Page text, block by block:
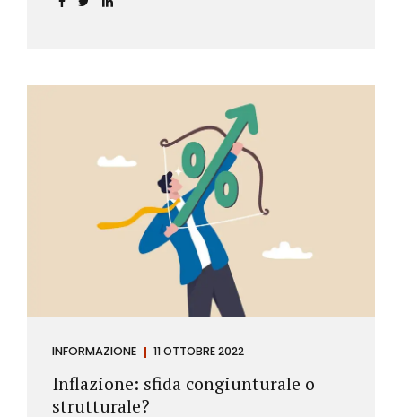
INFORMAZIONE 11 OTTOBRE 2022
Inflazione: sfida congiunturale o
strutturale?